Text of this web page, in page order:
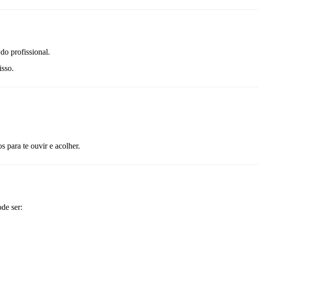
do profissional.
para te ouvir e acolher.
ser: